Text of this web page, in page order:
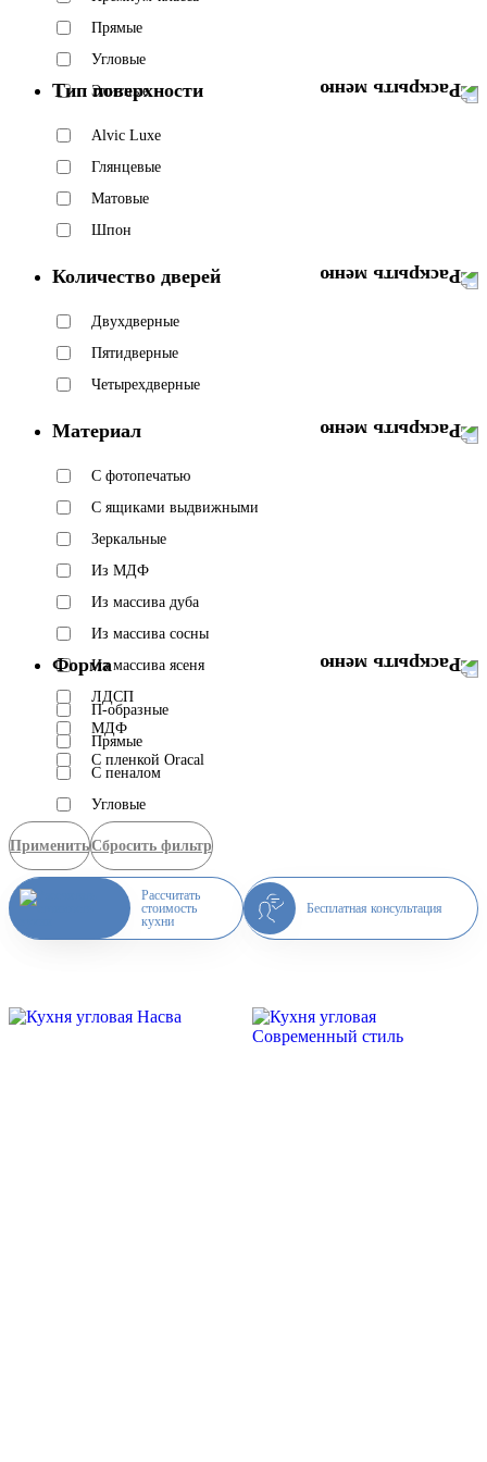
Прямые
Угловые
Элитные
Тип поверхности
Alvic Luxe
Глянцевые
Матовые
Шпон
Количество дверей
Двухдверные
Пятидверные
Четырехдверные
Материал
C фотопечатью
C ящиками выдвижными
Зеркальные
Из МДФ
Из массива дуба
Из массива сосны
Из массива ясеня
ЛДСП
МДФ
С пленкой Oracal
Форма
П-образные
Прямые
С пеналом
Угловые
ПрименитьСбросить фильтр
Рассчитать
стоимость
кухни
Бесплатная консультация